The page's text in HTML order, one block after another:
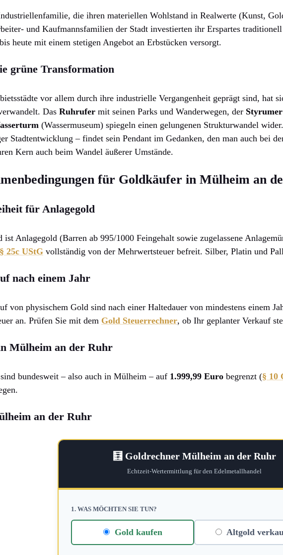
die ihren materiellen Wohlstand in Realwerte (Kunst,
und Kaufmannsfamilien der Stadt investierten ihr Erspartes
bis heute mit einem stetigen Angebot an Erbstücken versorgt.
grüne Transformation
vor allem durch ihre industrielle Vergangenheit geprägt sind, hat
Das Ruhrufer mit seinen Parks und Wanderwegen, der
(Wassermuseum) spiegeln einen gelungenen Strukturwandel
Stadtentwicklung – findet sein Pendant im Gedanken, den man auch bei
Kern auch beim Wandel äußerer Umstände.
für Goldkäufer in Mülheim an
für Anlagegold
ist Anlagegold (Barren ab 995/1000 Feingehalt sowie zugelassene
§ 25c UStG vollständig von der Mehrwertsteuer befreit. Silber, Platin und
nach einem Jahr
von physischem Gold sind nach einer Haltedauer von mindestens einem
an. Prüfen Sie mit dem Gold Steuerrechner, ob Ihr geplanter Verkauf
Mülheim an der Ruhr
bundesweit – also auch in Mülheim – auf 1.999,99 Euro begrenzt (§ 10
an der Ruhr
🧮 Goldrechner Mülheim an der Ruhr
Echtzeit-Wertermittlung für den Edelmetallhandel
1. WAS MÖCHTEN SIE TUN?
Gold kaufen Altgold